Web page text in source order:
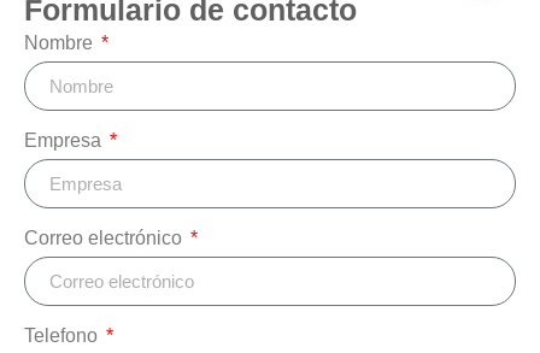
Formulario de contacto
Nombre
Empresa
Correo electrónico
Telefono